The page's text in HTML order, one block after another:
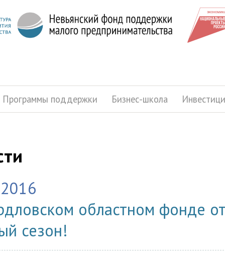
Программы поддержки Бизнес-школа
областном фонде
сезон!